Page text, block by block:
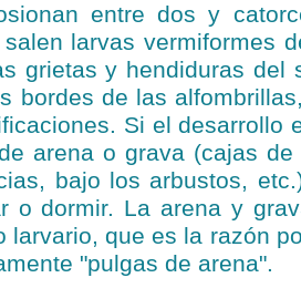
entre dos y
larvas vermiformes
grietas y hendiduras del
bordes de las
Si el desarrollo
arena o grava (cajas
bajo los arbustos,
o dormir. La arena y
larvario, que es la razón
"pulgas de arena".